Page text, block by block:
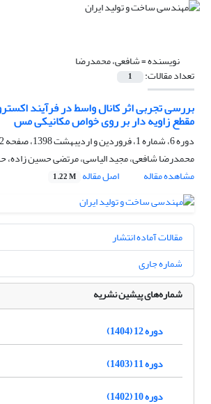
نویسنده =شافعی، محمدرضا
تعداد مقالات: 1
بررسی تجربی اثر کانال واسط در فرآیند
مقطع زاویه دار بر روی خواص مکانیکی مس
دوره 6، شماره 1، فروردین و اردیبهشت 1398، صفحه
محمدرضا شافعی، مجید الیاسی، مرتضی حسین زاده،
مشاهده مقاله
اصل مقاله 1.22 M
مقالات آماده انتشار
شماره جاری
شماره‌های پیشین نشریه
دوره 12 (1404)
دوره 11 (1403)
دوره 10 (1402)